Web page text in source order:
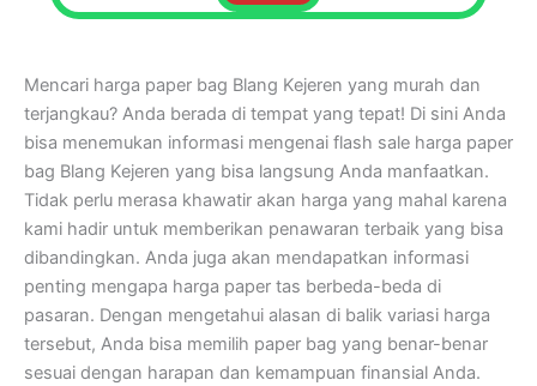
Mencari harga paper bag Blang Kejeren yang murah dan
terjangkau? Anda berada di tempat yang tepat! Di sini Anda
bisa menemukan informasi mengenai flash sale harga paper
bag Blang Kejeren yang bisa langsung Anda manfaatkan.
Tidak perlu merasa khawatir akan harga yang mahal karena
kami hadir untuk memberikan penawaran terbaik yang bisa
dibandingkan. Anda juga akan mendapatkan informasi
penting mengapa harga paper tas berbeda-beda di
pasaran. Dengan mengetahui alasan di balik variasi harga
tersebut, Anda bisa memilih paper bag yang benar-benar
sesuai dengan harapan dan kemampuan finansial Anda.